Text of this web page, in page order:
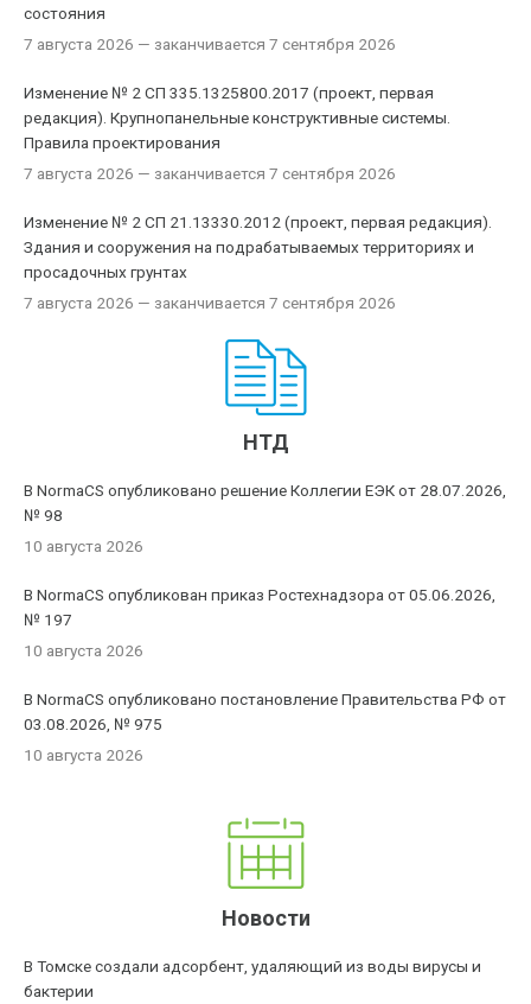
состояния
7 августа 2026 — заканчивается 7 сентября 2026
Изменение № 2 СП 335.1325800.2017 (проект, первая
редакция). Крупнопанельные конструктивные системы.
Правила проектирования
7 августа 2026 — заканчивается 7 сентября 2026
Изменение № 2 СП 21.13330.2012 (проект, первая редакция).
Здания и сооружения на подрабатываемых территориях и
просадочных грунтах
7 августа 2026 — заканчивается 7 сентября 2026
НТД
В NormaCS опубликовано решение Коллегии ЕЭК от 28.07.2026,
№ 98
10 августа 2026
В NormaCS опубликован приказ Ростехнадзора от 05.06.2026,
№ 197
10 августа 2026
В NormaCS опубликовано постановление Правительства РФ от
03.08.2026, № 975
10 августа 2026
Новости
В Томске создали адсорбент, удаляющий из воды вирусы и
бактерии